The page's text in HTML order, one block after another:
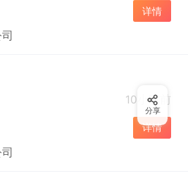
详情
10小时前
详情
分享